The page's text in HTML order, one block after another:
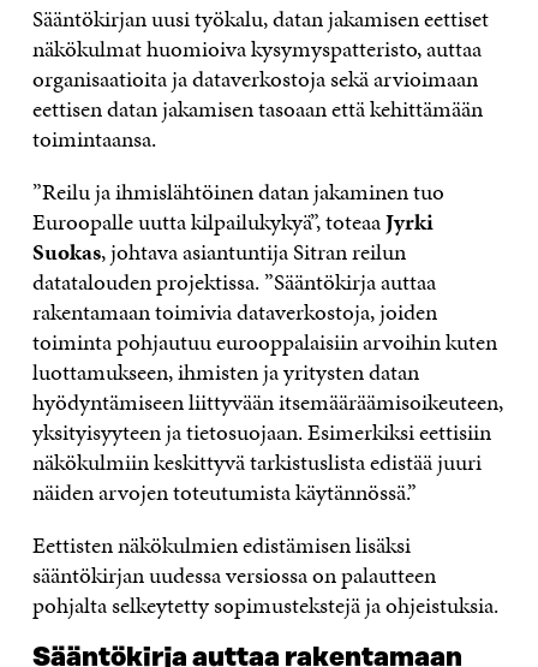
Sääntökirjan uusi työkalu, datan jakamisen eettiset
näkökulmat huomioiva kysymyspatteristo, auttaa
organisaatioita ja dataverkostoja sekä arvioimaan
eettisen datan jakamisen tasoaan että kehittämään
toimintaansa.
”Reilu ja ihmislähtöinen datan jakaminen tuo
Euroopalle uutta kilpailukykyä”, toteaaJyrki
Suokas, johtava asiantuntija Sitran reilun
datatalouden projektissa. ”Sääntökirja auttaa
rakentamaan toimivia dataverkostoja, joiden
toiminta pohjautuu eurooppalaisiin arvoihin kuten
luottamukseen, ihmisten ja yritysten datan
hyödyntämiseen liittyvään itsemääräämisoikeuteen,
yksityisyyteen ja tietosuojaan. Esimerkiksi eettisiin
näkökulmiin keskittyvä tarkistuslista edistää juuri
näiden arvojen toteutumista käytännössä.”
Eettisten näkökulmien edistämisen lisäksi
sääntökirjan uudessa versiossa on palautteen
pohjalta selkeytetty sopimustekstejä ja ohjeistuksia.
Sääntökirja auttaa rakentamaan